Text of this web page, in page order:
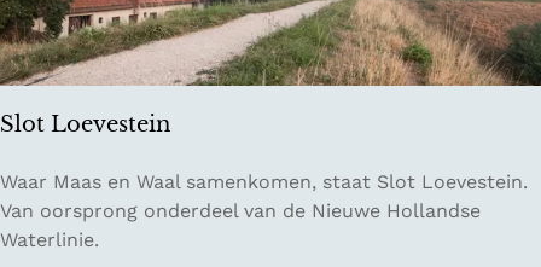
p
Slot Loevestein
S
l
o
Waar Maas en Waal samenkomen, staat Slot Loevestein.
Van oorsprong onderdeel van de Nieuwe Hollandse
Waterlinie.